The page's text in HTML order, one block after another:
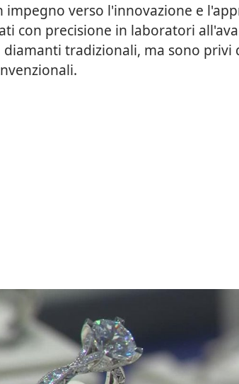
verso l'innovazione e
con precisione in laboratori
tradizionali, ma sono privi